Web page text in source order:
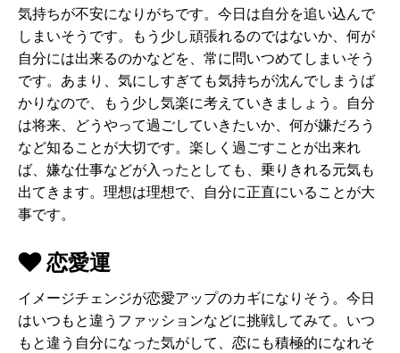
気持ちが不安になりがちです。今日は自分を追い込んで
しまいそうです。もう少し頑張れるのではないか、何が
自分には出来るのかなどを、常に問いつめてしまいそう
です。あまり、気にしすぎても気持ちが沈んでしまうば
かりなので、もう少し気楽に考えていきましょう。自分
は将来、どうやって過ごしていきたいか、何が嫌だろう
など知ることが大切です。楽しく過ごすことが出来れ
ば、嫌な仕事などが入ったとしても、乗りきれる元気も
出てきます。理想は理想で、自分に正直にいることが大
事です。
恋愛運
イメージチェンジが恋愛アップのカギになりそう。今日
はいつもと違うファッションなどに挑戦してみて。いつ
もと違う自分になった気がして、恋にも積極的になれそ